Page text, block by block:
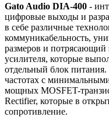
Gato Audio DIA-400 -
цифровые выходы и
в себе различные
коммуникабельность,
размеров и
усилителя, которые
отдельный блок питания.
частотах с
мощных MOSFET-
Rectifier, которые в
сопротивление.